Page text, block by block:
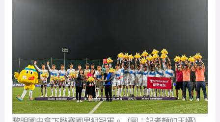
黎明國中拿下聯賽國男組冠軍。（圖：記者顏如玉攝）
台中市在此屆中學足球聯賽11人制中斬獲3冠1亞，是歷
年來最佳成績。為感謝選手們的努力與教練團的支持，
台中市府將舉辦表揚活動，並頒發超過410萬元的體育獎
金。